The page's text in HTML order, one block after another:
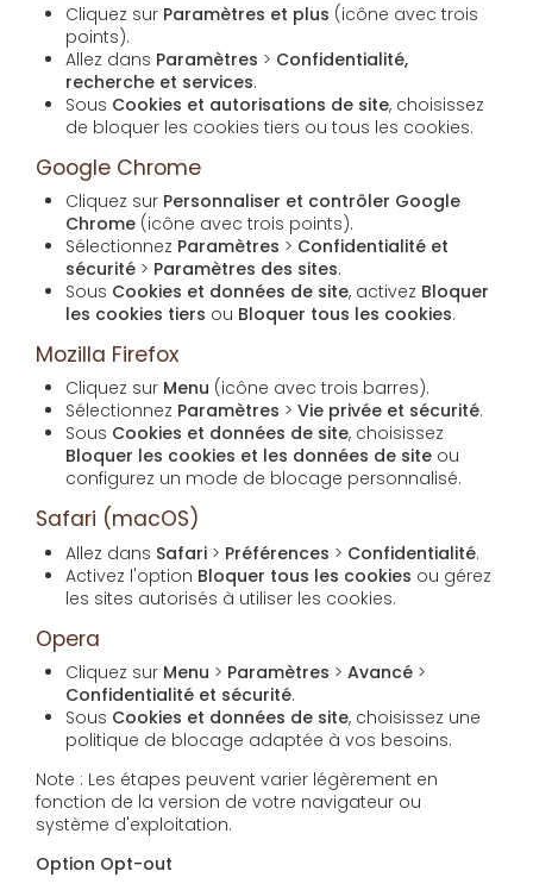
Cliquez sur Paramètres et plus (icône avec trois
points).
Allez dans Paramètres > Confidentialité,
recherche et services.
Sous Cookies et autorisations de site, choisissez
de bloquer les cookies tiers ou tous les cookies.
Google Chrome
Cliquez sur Personnaliser et contrôler Google
Chrome (icône avec trois points).
Sélectionnez Paramètres > Confidentialité et
sécurité > Paramètres des sites.
Sous Cookies et données de site, activez Bloquer
les cookies tiers ou Bloquer tous les cookies.
Mozilla Firefox
Cliquez sur Menu (icône avec trois barres).
Sélectionnez Paramètres >Vie privée et sécurité.
Sous Cookies et données de site, choisissez
Bloquer les cookies et les données de site ou
configurez un mode de blocage personnalisé.
Safari (macOS)
Allez dans Safari > Préférences > Confidentialité.
Activez l'option Bloquer tous les cookies ou gérez
les sites autorisés à utiliser les cookies.
Opera
Cliquez sur Menu > Paramètres >Avancé >
Confidentialité et sécurité.
Sous Cookies et données de site, choisissez une
politique de blocage adaptée à vos besoins.
Note : Les étapes peuvent varier légèrement en
fonction de la version de votre navigateur ou
système d'exploitation.
Option Opt-out